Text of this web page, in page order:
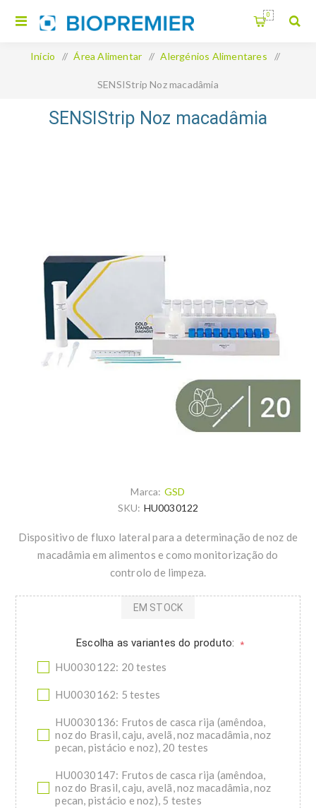
0
Início / Área Alimentar / Alergénios Alimentares /
SENSIStrip Noz macadâmia
SENSIStrip Noz macadâmia
Marca: GSD
SKU: HU0030122
Dispositivo de fluxo lateral para a determinação de noz de
macadâmia em alimentos e como monitorização do
controlo de limpeza.
Escolha as variantes do produto: *
HU0030122: 20 testes
HU0030162: 5 testes
HU0030136: Frutos de casca rija (amêndoa,
noz do Brasil, caju, avelã, noz macadâmia, noz
pecan, pistácio e noz), 20 testes
HU0030147: Frutos de casca rija (amêndoa,
noz do Brasil, caju, avelã, noz macadâmia, noz
pecan, pistácio e noz), 5 testes
EM STOCK